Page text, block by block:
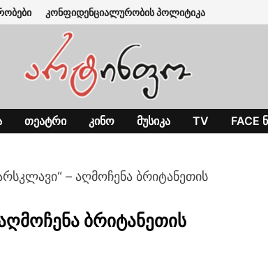
კონფიდენციალურობის პოლიტიკა
ᲗᲔᲐᲢᲠᲘ ᲙᲘᲜᲝ ᲛᲣᲡᲘᲙᲐ TV FACE
– აღმოჩენა ბრიტანეთის
ბრიტანეთის